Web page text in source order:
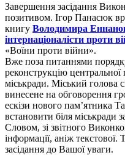
Завершення засідання
позитивом. Ігор Панасюк
книгу Володимира
інтернаціоналісти проти
«Воїни проти війни».
Вже поза питаннями
реконструкцію
міськради. Міський голова
винесене на обговорення
ескізи нового пам’ятника
встановити біля міськради
Словом, зі звітного
інформації, аніж
засідання до Вашої уваги.